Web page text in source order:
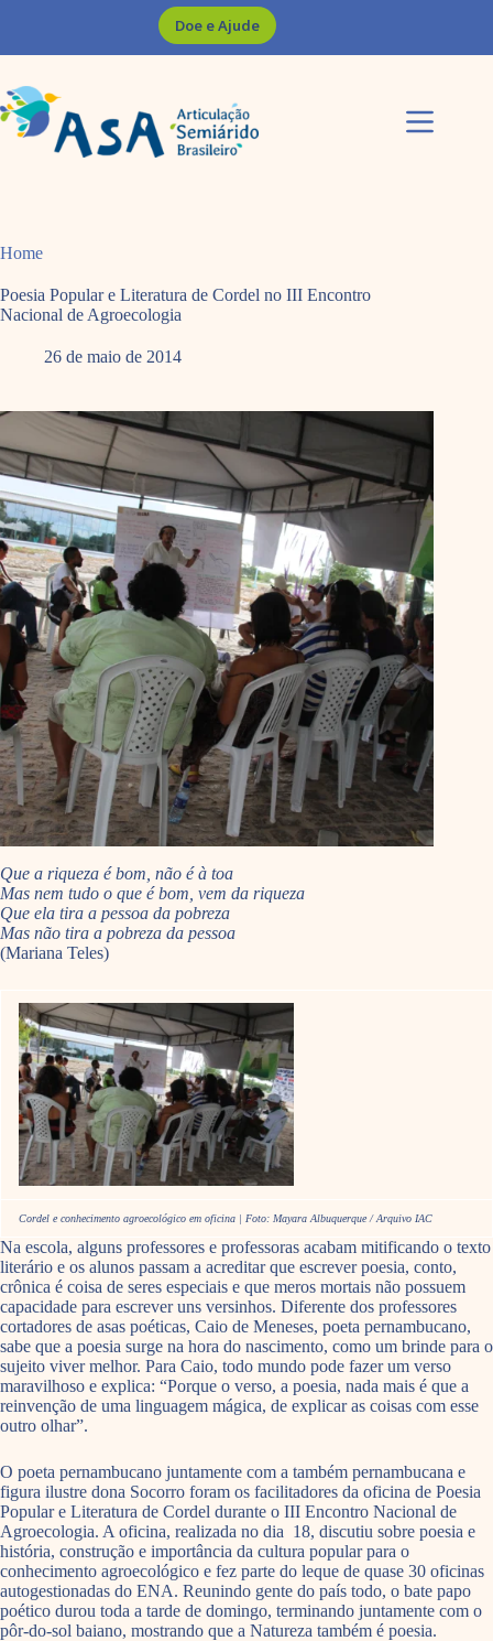
Doe e Ajude
Home
Poesia Popular e Literatura de Cordel no III Encontro
Nacional de Agroecologia
26 de maio de 2014
Que a riqueza é bom, não é à toa
Mas nem tudo o que é bom, vem da riqueza
Que ela tira a pessoa da pobreza
Mas não tira a pobreza da pessoa
(Mariana Teles)
Cordel e conhecimento agroecológico em oficina | Foto: Mayara Albuquerque / Arquivo IAC
Na escola, alguns professores e professoras acabam mitificando o texto
literário e os alunos passam a acreditar que escrever poesia, conto,
crônica é coisa de seres especiais e que meros mortais não possuem
capacidade para escrever uns versinhos. Diferente dos professores
cortadores de asas poéticas, Caio de Meneses, poeta pernambucano,
sabe que a poesia surge na hora do nascimento, como um brinde para o
sujeito viver melhor. Para Caio, todo mundo pode fazer um verso
maravilhoso e explica: “Porque o verso, a poesia, nada mais é que a
reinvenção de uma linguagem mágica, de explicar as coisas com esse
outro olhar”.
O poeta pernambucano juntamente com a também pernambucana e
figura ilustre dona Socorro foram os facilitadores da oficina de Poesia
Popular e Literatura de Cordel durante o III Encontro Nacional de
Agroecologia. A oficina, realizada no dia 18, discutiu sobre poesia e
história, construção e importância da cultura popular para o
conhecimento agroecológico e fez parte do leque de quase 30 oficinas
autogestionadas do ENA. Reunindo gente do país todo, o bate papo
poético durou toda a tarde de domingo, terminando juntamente com o
pôr-do-sol baiano, mostrando que a Natureza também é poesia.